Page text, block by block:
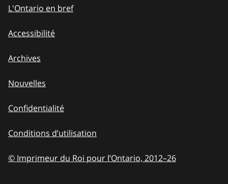
L'Ontario en bref
Accessibilité
Archives
Nouvelles
Confidentialité
Conditions d’utilisation
© Imprimeur du Roi pour l’Ontario, 2012–to
26